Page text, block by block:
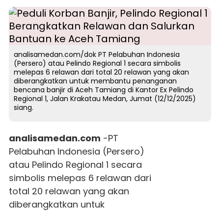
analisamedan.com/dok PT Pelabuhan Indonesia
(Persero) atau Pelindo Regional 1 secara simbolis
melepas 6 relawan dari total 20 relawan yang akan
diberangkatkan untuk membantu penanganan
bencana banjir di Aceh Tamiang di Kantor Ex Pelindo
Regional 1, Jalan Krakatau Medan, Jumat (12/12/2025)
siang.
analisamedan.com -PT
Pelabuhan Indonesia (Persero)
atau Pelindo Regional 1 secara
simbolis melepas 6 relawan dari
total 20 relawan yang akan
diberangkatkan untuk